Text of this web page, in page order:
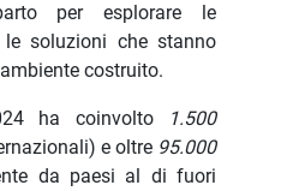
per esplorare le
soluzioni che stanno
costruito.
ha coinvolto
1.500
e oltre 95.000
da paesi al di fuori